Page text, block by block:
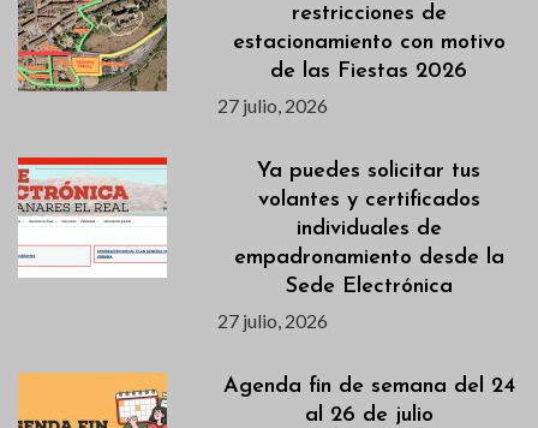
restricciones de
estacionamiento con motivo
de las Fiestas 2026
27 julio, 2026
Ya puedes solicitar tus
volantes y certificados
individuales de
empadronamiento desde la
Sede Electrónica
27 julio, 2026
Agenda fin de semana del 24
al 26 de julio